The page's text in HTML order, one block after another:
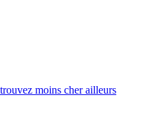
moins cher ailleurs